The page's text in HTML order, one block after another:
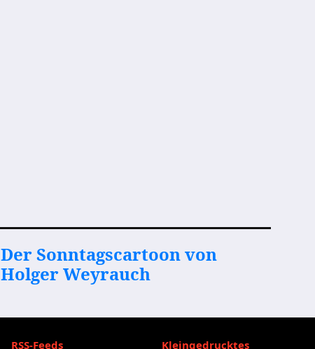
Der Sonntagscartoon von
Holger Weyrauch
RSS-Feeds Kleingedrucktes